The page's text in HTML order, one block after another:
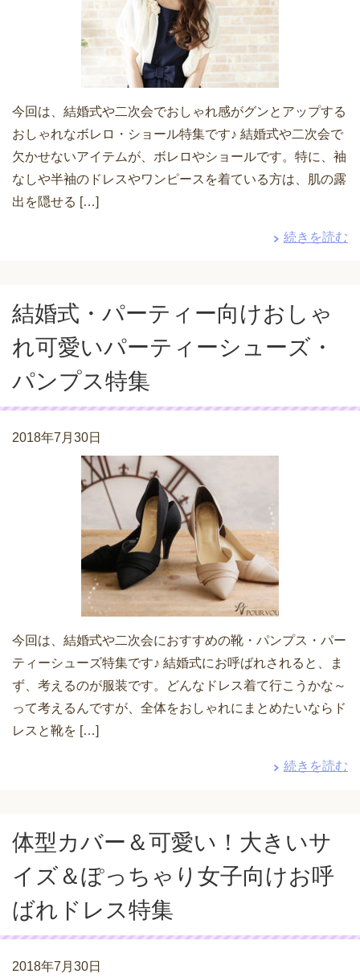
今回は、結婚式や二次会でおしゃれ感がグンとアップする
おしゃれなボレロ・ショール特集です♪ 結婚式や二次会で
欠かせないアイテムが、ボレロやショールです。特に、袖
なしや半袖のドレスやワンピースを着ている方は、肌の露
出を隠せる […]
続きを読む
結婚式・パーティー向けおしゃ
れ可愛いパーティーシューズ・
パンプス特集
2018年7月30日
今回は、結婚式や二次会におすすめの靴・パンプス・パー
ティーシューズ特集です♪ 結婚式にお呼ばれされると、ま
ず、考えるのが服装です。どんなドレス着て行こうかな～
って考えるんですが、全体をおしゃれにまとめたいならド
レスと靴を […]
続きを読む
体型カバー＆可愛い！大きいサ
イズ＆ぽっちゃり女子向けお呼
ばれドレス特集
2018年7月30日